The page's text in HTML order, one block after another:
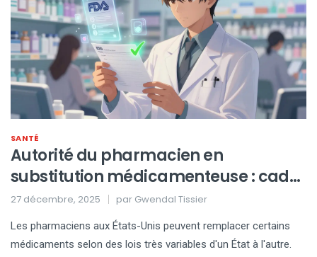
SANTÉ
Autorité du pharmacien en
substitution médicamenteuse : cadre
légal et portée de la pratique
27 décembre, 2025 par Gwendal Tissier
Les pharmaciens aux États-Unis peuvent remplacer certains
médicaments selon des lois très variables d'un État à l'autre.